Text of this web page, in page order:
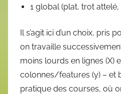
1 global (plat, trot
Il s’agit ici d’un choix, pris
on travaille
moins lourds en lignes (X)
colonnes/features (y) – et
pratique des courses, où